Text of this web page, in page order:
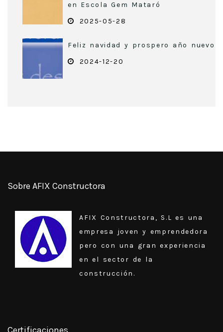
en Escola Gem Mataró
2025-05-28
Feliz navidad y prospero año nuevo
2024-12-20
Sobre AFIX Constructora
AFIX Constructora, S.L es una
empresa joven y emprendedora
pero con una gran experiencia
en el sector de la
construcción.